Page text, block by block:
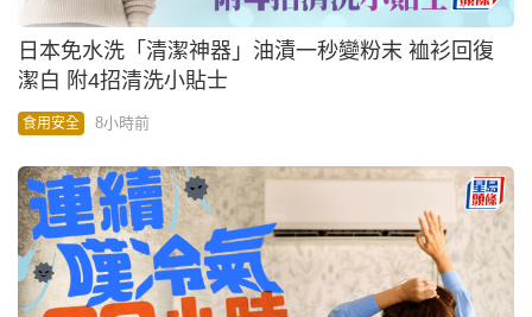
日本免水洗「清潔神器」油漬一秒變粉末 裇衫回復
潔白 附4招清洗小貼士
食用安全 8小時前